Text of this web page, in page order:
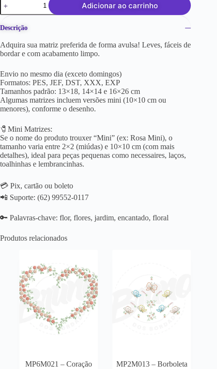
Adicionar ao carrinho
Descrição
Adquira sua matriz preferida de forma avulsa! Leves, fáceis de
bordar e com acabamento limpo.
Envio no mesmo dia (exceto domingos)
Formatos: PES, JEF, DST, XXX, EXP
Tamanhos padrão: 13×18, 14×14 e 16×26 cm
Algumas matrizes incluem versões mini (10×10 cm ou
menores), conforme o desenho.
🧷Mini Matrizes:
Se o nome do produto trouxer “Mini” (ex: Rosa Mini), o
tamanho varia entre 2×2 (miúdas) e 10×10 cm (com mais
detalhes), ideal para peças pequenas como necessaires, laços,
toalhinhas e lembrancinhas.
💳 Pix, cartão ou boleto
📲 Suporte: (62) 99552-0117
🔑 Palavras-chave: flor, flores, jardim, encantado, floral
Produtos relacionados
MP6M021 – Coração
MP2M013 – Borboleta